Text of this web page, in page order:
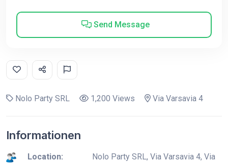
Send Message
Nolo Party SRL 1,200 Views Via Varsavia 4
Informationen
Location:
Nolo Party SRL, Via Varsavia 4, Via